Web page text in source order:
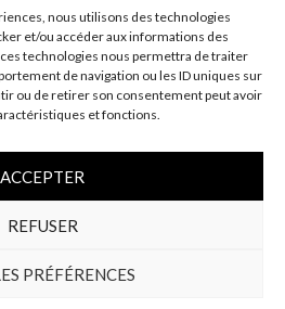
nous utilisons des technologies
et/ou accéder aux informations des
technologies nous permettra de traiter
de navigation ou les ID uniques sur
ou de retirer son consentement peut avoir
et fonctions.
ACCEPTER
REFUSER
PRÉFÉRENCES
sur l’innovation, la durabilité et
Geely est bien positionnée
et saisir les opportunités de
mondial de l’automobile.
Loué Une Voiture Pour Faire
Ancien Champion du Monde de